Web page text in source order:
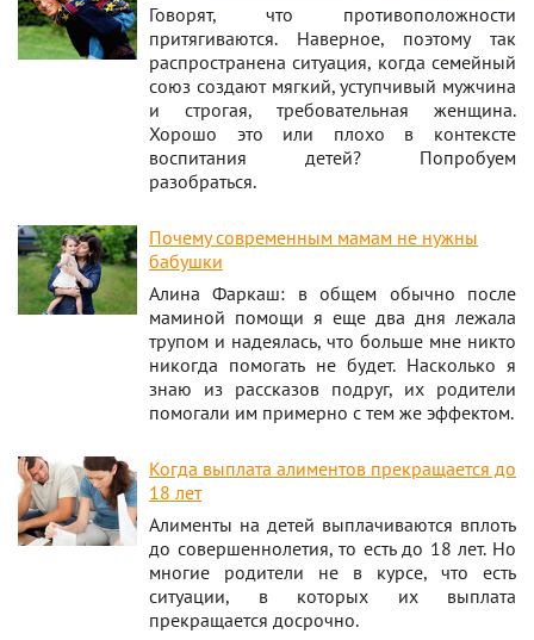
Говорят, что противоположности
притягиваются. Наверное, поэтому так
распространена ситуация, когда семейный
союз создают мягкий, уступчивый мужчина
и строгая, требовательная женщина.
Хорошо это или плохо в контексте
воспитания детей? Попробуем
разобраться.
Почему современным мамам не нужны
бабушки
Алина Фаркаш: в общем обычно после
маминой помощи я еще два дня лежала
трупом и надеялась, что больше мне никто
никогда помогать не будет. Насколько я
знаю из рассказов подруг, их родители
помогали им примерно с тем же эффектом.
Когда выплата алиментов прекращается до
18 лет
Алименты на детей выплачиваются вплоть
до совершеннолетия, то есть до 18 лет. Но
многие родители не в курсе, что есть
ситуации, в которых их выплата
прекращается досрочно.